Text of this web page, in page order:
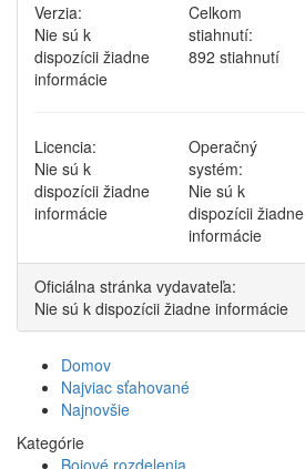
Verzia:
Nie sú k
dispozícii žiadne
informácie
Celkom
stiahnutí:
892 stiahnutí
Licencia:
Nie sú k
dispozícii žiadne
informácie
Operačný
systém:
Nie sú k
dispozícii žiadne
informácie
Oficiálna stránka vydavateľa:
Nie sú k dispozícii žiadne informácie
Domov
Najviac sťahované
Najnovšie
Kategórie
Bojové rozdelenia